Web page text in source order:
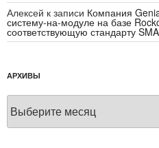
Алексей к записи Компания
систему-на-модуле на базе
соответствующую стандарту
АРХИВЫ
Архивы